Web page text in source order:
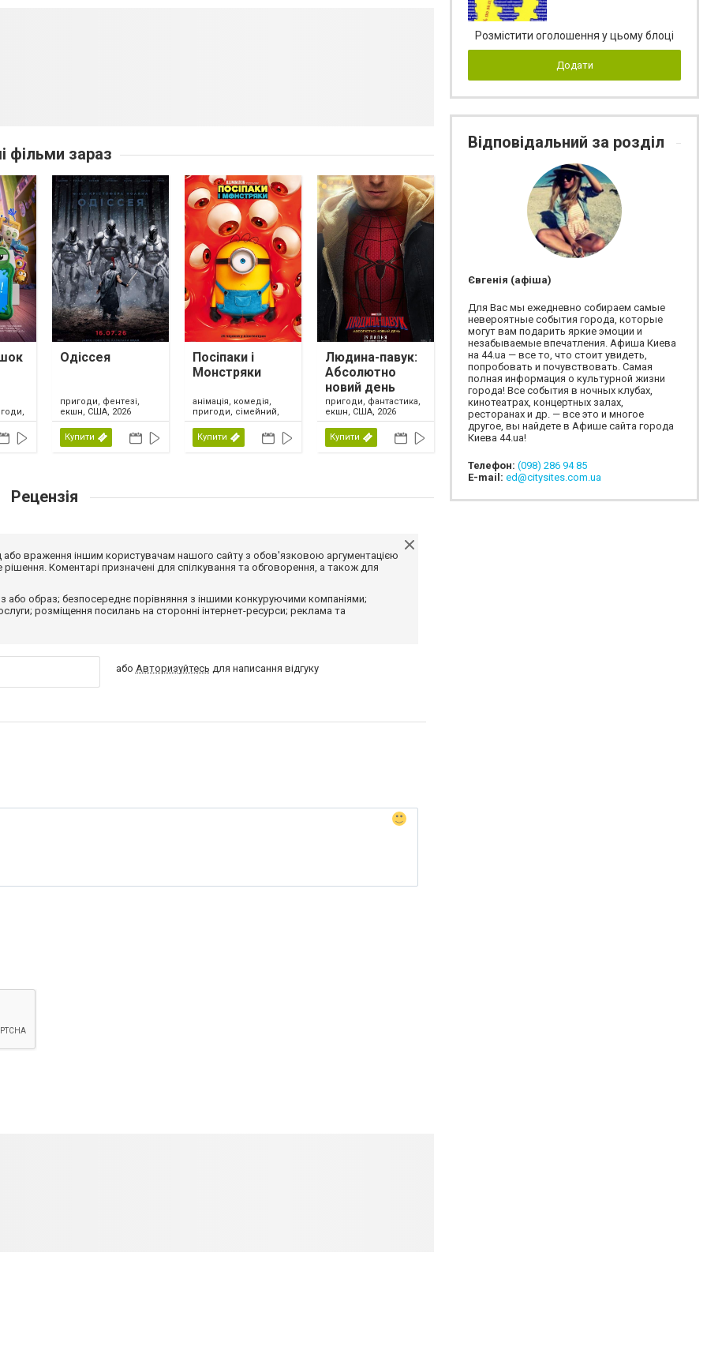
фільми зараз
Одіссея
пригоди, фентезі,
екшн, США, 2026
Купити
Посіпаки і
Монстряки
анімація, комедія,
пригоди, сімейний,
США, 2026
Купити
Людина-павук:
Абсолютно
новий день
пригоди, фантастика,
екшн, США, 2026
Купити
Рецензія
або враження іншим користувачам нашого сайту з обов'язковою аргументацією
Коментарі призначені для спілкування та обговорення, а також для
або образ; безпосереднє порівняння з іншими конкуруючими компаніями;
розміщення посилань на сторонні інтернет-ресурси; реклама та
або Авторизуйтесь для написання відгуку
Розмістити оголошення у цьому блоці
Додати
Відповідальний за розділ
Євгенія (афіша)
Для Вас мы ежедневно собираем самые
невероятные события города, которые
могут вам подарить яркие эмоции и
незабываемые впечатления. Афиша Киева
на 44.ua — все то, что стоит увидеть,
попробовать и почувствовать. Самая
полная информация о культурной жизни
города! Все события в ночных клубах,
кинотеатрах, концертных залах,
ресторанах и др. — все это и многое
другое, вы найдете в Афише сайта города
Киева 44.ua!
Телефон: (098) 286 94 85
E-mail: ed@citysites.com.ua